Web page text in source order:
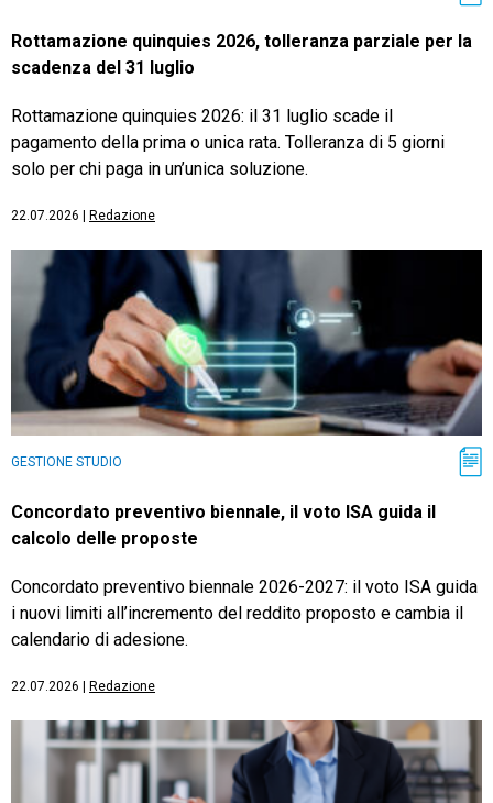
Rottamazione quinquies 2026, tolleranza parziale per la
scadenza del 31 luglio
Rottamazione quinquies 2026: il 31 luglio scade il
pagamento della prima o unica rata. Tolleranza di 5 giorni
solo per chi paga in un’unica soluzione.
22.07.2026 Redazione
GESTIONE STUDIO
Concordato preventivo biennale, il voto ISA guida il
calcolo delle proposte
Concordato preventivo biennale 2026-2027: il voto ISA guida
i nuovi limiti all’incremento del reddito proposto e cambia il
calendario di adesione.
22.07.2026 Redazione